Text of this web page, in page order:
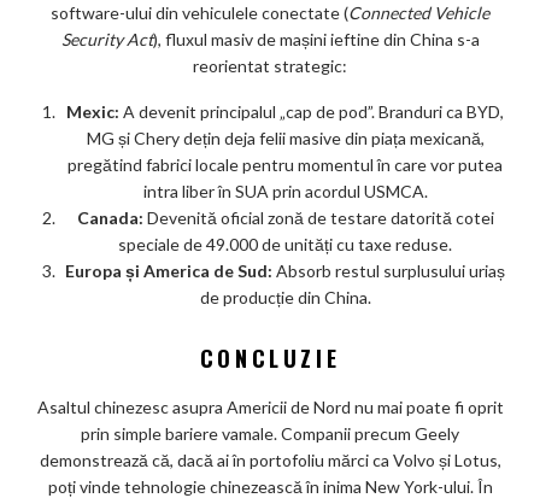
software-ului din vehiculele conectate (Connected Vehicle
Security Act), fluxul masiv de mașini ieftine din China s-a
reorientat strategic:
Mexic: A devenit principalul „cap de pod”. Branduri ca BYD,
MG și Chery dețin deja felii masive din piața mexicană,
pregătind fabrici locale pentru momentul în care vor putea
intra liber în SUA prin acordul USMCA.
Canada: Devenită oficial zonă de testare datorită cotei
speciale de 49.000 de unități cu taxe reduse.
Europa și America de Sud: Absorb restul surplusului uriaș
de producție din China.
CONCLUZIE
Asaltul chinezesc asupra Americii de Nord nu mai poate fi oprit
prin simple bariere vamale. Companii precum Geely
demonstrează că, dacă ai în portofoliu mărci ca Volvo și Lotus,
poți vinde tehnologie chinezească în inima New York-ului. În